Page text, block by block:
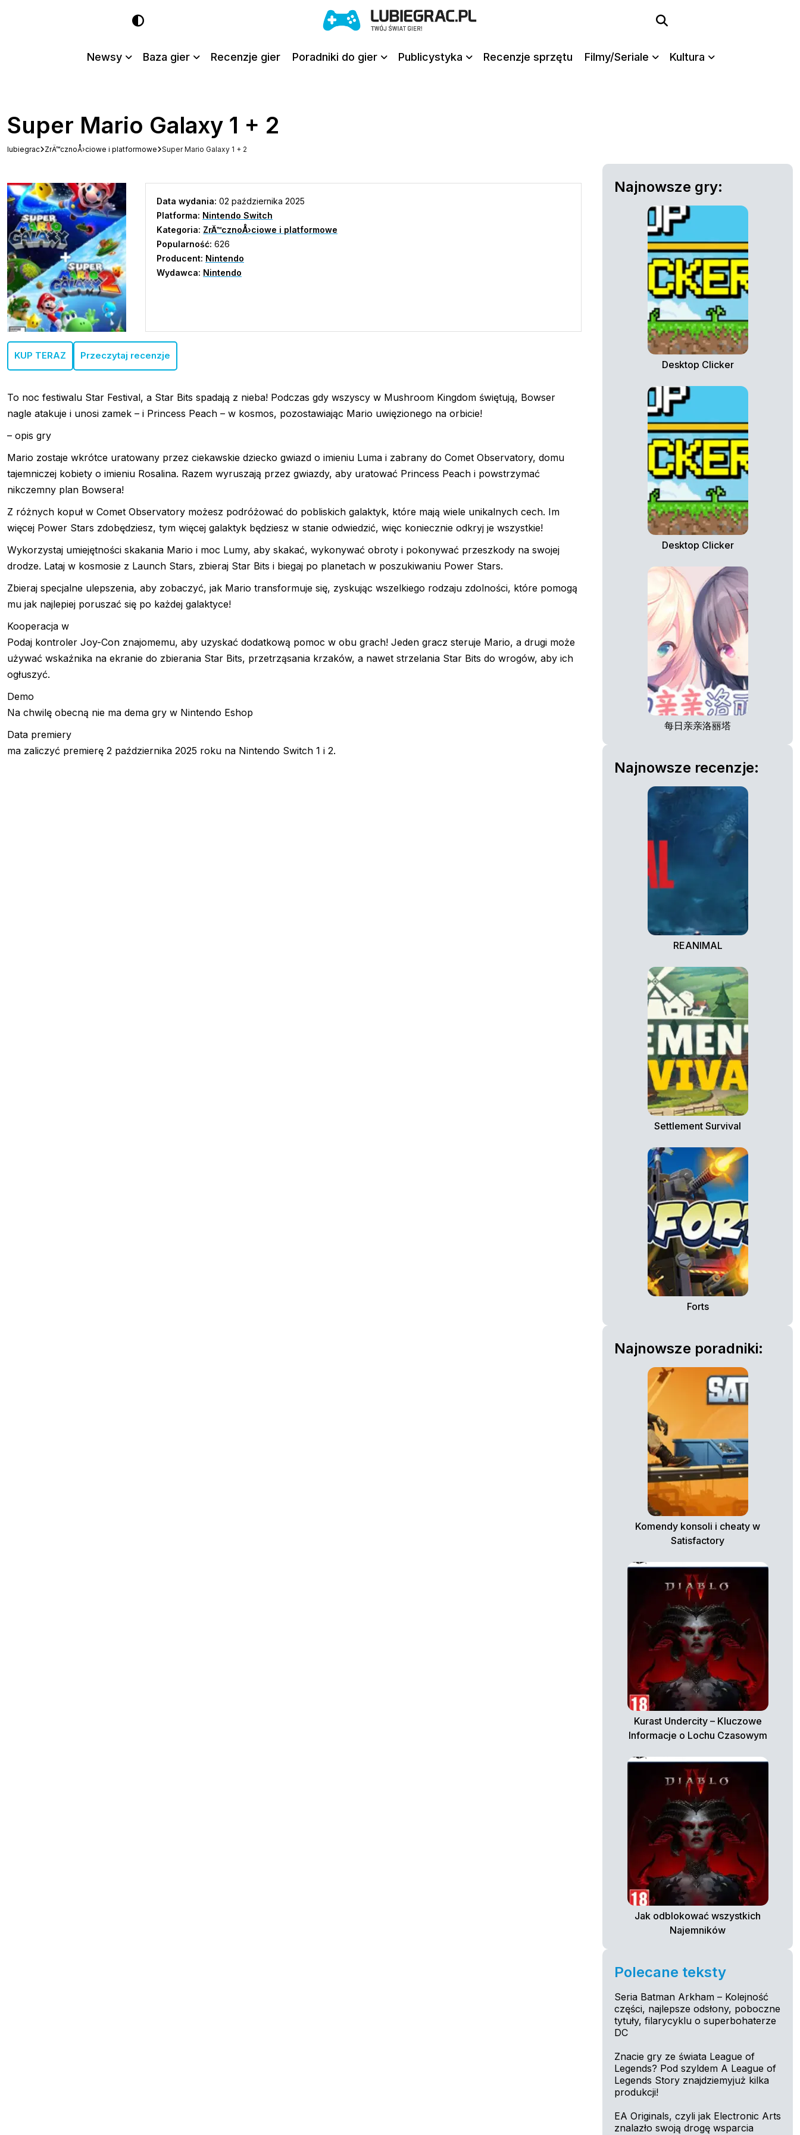
Newsy Baza gier Recenzje gier Poradniki do gier Publicystyka Recenzje sprzętu Filmy/Seriale Kultura
Super Mario Galaxy 1 + 2
lubiegrac ZrÄ™cznoÅ›ciowe i platformowe Super Mario Galaxy 1 + 2
Data wydania: 02 października 2025
Platforma: Nintendo Switch
Kategoria: ZrÄ™cznoÅ›ciowe i platformowe
Popularność: 626
Producent: Nintendo
Wydawca: Nintendo
KUP TERAZ Przeczytaj recenzje
To noc festiwalu Star Festival, a Star Bits spadają z nieba! Podczas gdy wszyscy w Mushroom Kingdom świętują, Bowser
nagle atakuje i unosi zamek – i Princess Peach – w kosmos, pozostawiając Mario uwięzionego na orbicie!
– opis gry
Mario zostaje wkrótce uratowany przez ciekawskie dziecko gwiazd o imieniu Luma i zabrany do Comet Observatory, domu
tajemniczej kobiety o imieniu Rosalina. Razem wyruszają przez gwiazdy, aby uratować Princess Peach i powstrzymać
nikczemny plan Bowsera!
Z różnych kopuł w Comet Observatory możesz podróżować do pobliskich galaktyk, które mają wiele unikalnych cech. Im
więcej Power Stars zdobędziesz, tym więcej galaktyk będziesz w stanie odwiedzić, więc koniecznie odkryj je wszystkie!
Wykorzystaj umiejętności skakania Mario i moc Lumy, aby skakać, wykonywać obroty i pokonywać przeszkody na swojej
drodze. Lataj w kosmosie z Launch Stars, zbieraj Star Bits i biegaj po planetach w poszukiwaniu Power Stars.
Zbieraj specjalne ulepszenia, aby zobaczyć, jak Mario transformuje się, zyskując wszelkiego rodzaju zdolności, które pomogą
mu jak najlepiej poruszać się po każdej galaktyce!
Kooperacja w
Podaj kontroler Joy-Con znajomemu, aby uzyskać dodatkową pomoc w obu grach! Jeden gracz steruje Mario, a drugi może
używać wskaźnika na ekranie do zbierania Star Bits, przetrząsania krzaków, a nawet strzelania Star Bits do wrogów, aby ich
ogłuszyć.
Demo
Na chwilę obecną nie ma dema gry w Nintendo Eshop
Data premiery
ma zaliczyć premierę 2 października 2025 roku na Nintendo Switch 1 i 2.
Najnowsze gry:
Desktop Clicker
Desktop Clicker
每日亲亲洛丽塔
Najnowsze recenzje:
REANIMAL
Settlement Survival
Forts
Najnowsze poradniki:
Komendy konsoli i cheaty w
Satisfactory
Kurast Undercity – Kluczowe
Informacje o Lochu Czasowym
Jak odblokować wszystkich
Najemników
Polecane teksty
Seria Batman Arkham – Kolejność
części, najlepsze odsłony, poboczne
tytuły, filarycyklu o superbohaterze
DC
Znacie gry ze świata League of
Legends? Pod szyldem A League of
Legends Story znajdziemyjuż kilka
produkcji!
EA Originals, czyli jak Electronic Arts
znalazło swoją drogę wsparcia